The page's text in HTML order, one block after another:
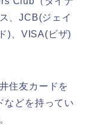
、JCB(ジェイ
)、VISA(ビザ)
住友カードを
などを持ってい